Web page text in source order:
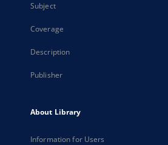
Subject
Coverage
Description
Publisher
About Library
Information for Users